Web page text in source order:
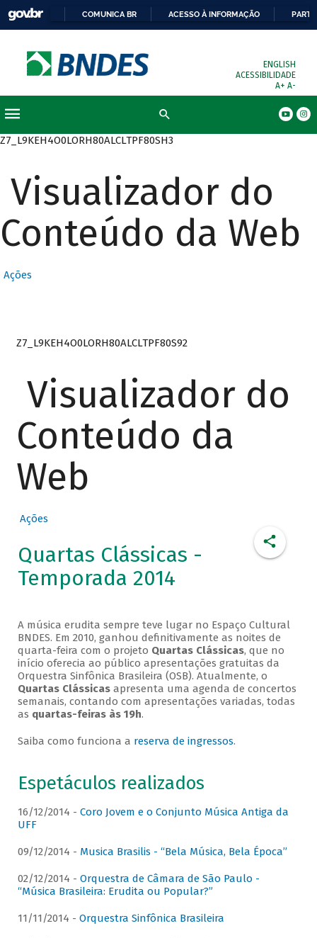
COMUNICA BR ACESSO À INFORMAÇÃO
ENGLISH
ACESSIBILIDADE
A+ A-
Z7_L9KEH4O0LORH80ALCLTPF80SH3
Visualizador do
Conteúdo da Web
Ações
Z7_L9KEH4O0LORH80ALCLTPF80S92
Visualizador do
Conteúdo da
Web
Ações
Quartas Clássicas -
Temporada 2014
A música erudita sempre teve lugar no Espaço Cultural
BNDES. Em 2010, ganhou definitivamente as noites de
quarta-feira com o projeto Quartas Clássicas, que no
início oferecia ao público apresentações gratuitas da
Orquestra Sinfônica Brasileira (OSB). Atualmente, o
Quartas Clássicasapresenta uma agenda de concertos
semanais, contando com apresentações variadas, todas
as quartas-feiras às 19h.
Saiba como funciona a reserva de ingressos.
Espetáculos realizados
16/12/2014 - Coro Jovem e o Conjunto Música Antiga da
UFF
09/12/2014 - Musica Brasilis - “Bela Música, Bela Época”
02/12/2014 - Orquestra de Câmara de São Paulo -
“Música Brasileira: Erudita ou Popular?”
11/11/2014 - Orquestra Sinfônica Brasileira